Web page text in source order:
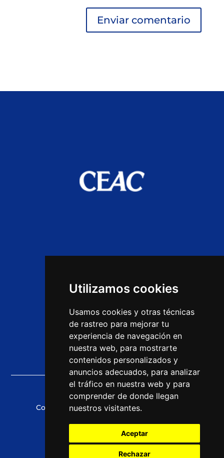
Utilizamos cookies
Usamos cookies y otras técnicas
de rastreo para mejorar tu
experiencia de navegación en
nuestra web, para mostrarte
contenidos personalizados y
anuncios adecuados, para analizar
el tráfico en nuestra web y para
comprender de donde llegan
nuestros visitantes.
Aceptar
Rechazar
Ofertas de empleo
Cursos CEAC
Noticias
Copyright © 2021 CEAC Empleo
Política de Cookies